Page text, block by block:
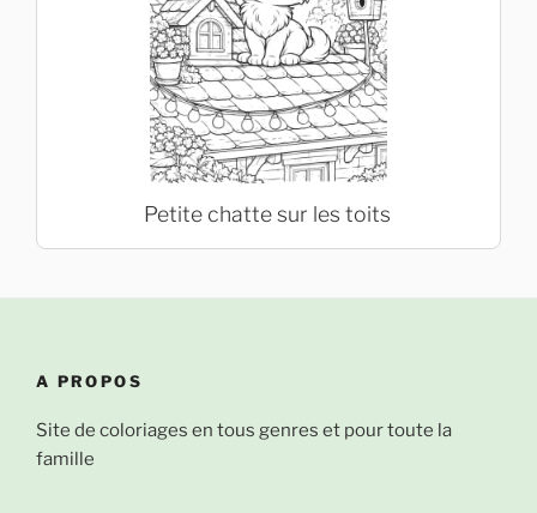
Petite chatte sur les toits
A PROPOS
Site de coloriages en tous genres et pour toute la
famille